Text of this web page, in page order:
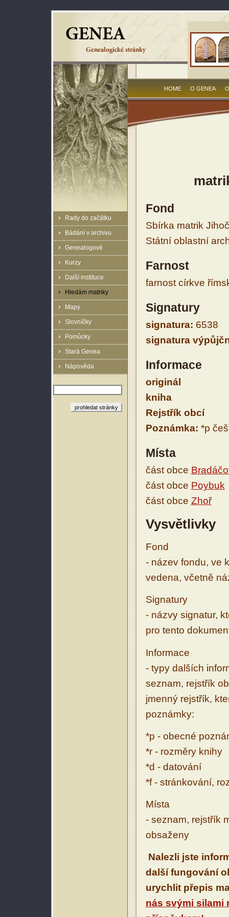
Rady do začátku
Bádání v archivu
Genealogové
Kurzy
Další instituce
Hledám matriky
Mapy
Slovníčky
Pomůcky
Stará Genea
Nápověda
HOME O GENEA
Fond
Sbírka matrik
Státní oblastní
Farnost
farnost církve
Signatury
signatura: 6538
signatura
Informace
originál
kniha
Rejstřík obcí
Poznámka: *p
Místa
část obce
část obce Poybuk
část obce Zhoř
Vysvětlivky
Fond
- název fondu, ve
vedena, včetně
Signatury
- názvy signatur,
pro tento
Informace
- typy dalších
seznam, rejstřík
jmenný rejstřík,
poznámky:
*p - obecné
*r - rozměry knihy
*d - datování
*f - stránkování,
Místa
- seznam, rejstřík
obsaženy
Nalezli jste
další fungování
urychlit přepis
nás svými silami